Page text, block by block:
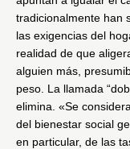
tradicionalmente han
las exigencias del
realidad de que
alguien más,
peso. La llamada
elimina. «Se
del bienestar social
en particular, de las